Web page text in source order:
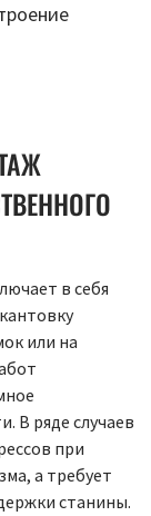
в себя
или на
В ряде случаев
при
а требует
станины.